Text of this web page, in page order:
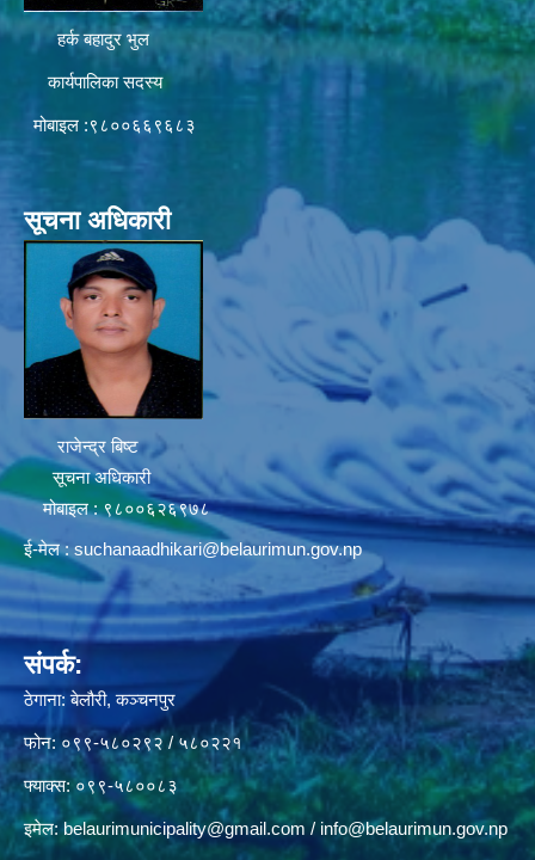
हर्क बहादुर भुल
कार्यपालिका सदस्य
मोबाइल :९८००६६९६८३
सूचना अधिकारी
राजेन्द्र बिष्ट
सूचना अधिकारी
मोबाइल : ९८००६२६९७८
ई-मेल : suchanaadhikari@belaurimun.gov.np
संपर्क:
ठेगाना: बेलौरी, कञ्चनपुर
फोन: ०९९-५८०२९२ / ५८०२२१
फ्याक्स: ०९९-५८००८३
इमेल:belaurimunicipality@gmail.com / info@belaurimun.gov.np